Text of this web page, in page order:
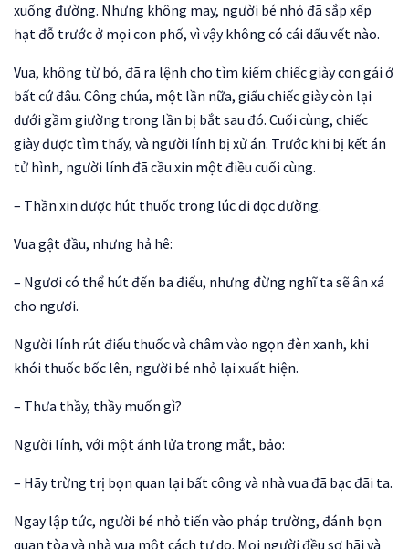
xuống đường. Nhưng không may, người bé nhỏ đã sắp xếp
hạt đỗ trước ở mọi con phố, vì vậy không có cái dấu vết nào.
Vua, không từ bỏ, đã ra lệnh cho tìm kiếm chiếc giày con gái ở
bất cứ đâu. Công chúa, một lần nữa, giấu chiếc giày còn lại
dưới gầm giường trong lần bị bắt sau đó. Cuối cùng, chiếc
giày được tìm thấy, và người lính bị xử án. Trước khi bị kết án
tử hình, người lính đã cầu xin một điều cuối cùng.
– Thần xin được hút thuốc trong lúc đi dọc đường.
Vua gật đầu, nhưng hả hê:
– Ngươi có thể hút đến ba điếu, nhưng đừng nghĩ ta sẽ ân xá
cho ngươi.
Người lính rút điếu thuốc và châm vào ngọn đèn xanh, khi
khói thuốc bốc lên, người bé nhỏ lại xuất hiện.
– Thưa thầy, thầy muốn gì?
Người lính, với một ánh lửa trong mắt, bảo:
– Hãy trừng trị bọn quan lại bất công và nhà vua đã bạc đãi ta.
Ngay lập tức, người bé nhỏ tiến vào pháp trường, đánh bọn
quan tòa và nhà vua một cách tự do. Mọi người đều sợ hãi và